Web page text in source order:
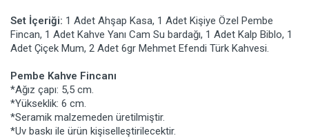
Set İçeriği: 1 Adet Ahşap Kasa, 1 Adet Kişiye Özel Pembe
Fincan, 1 Adet Kahve Yanı Cam Su bardağı, 1 Adet Kalp Biblo, 1
Adet Çiçek Mum, 2 Adet 6gr Mehmet Efendi Türk Kahvesi.
Pembe Kahve Fincanı
*Ağız çapı: 5,5 cm.
*Yükseklik: 6 cm.
*Seramik malzemeden üretilmiştir.
*Uv baskı ile ürün kişiselleştirilecektir.